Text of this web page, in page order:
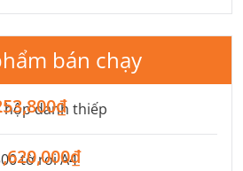
bán chạy
hộp danh thiếp
tờ rơi A4